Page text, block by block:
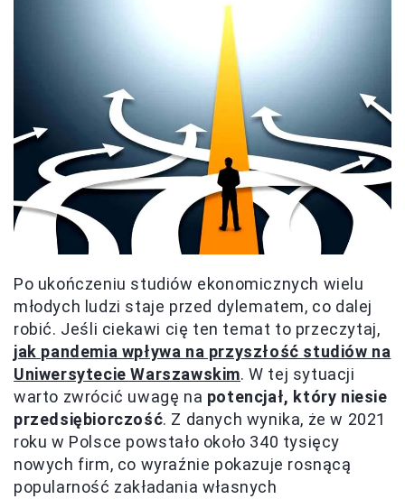
Po ukończeniu studiów ekonomicznych wielu
młodych ludzi staje przed dylematem, co dalej
robić. Jeśli ciekawi cię ten temat to przeczytaj,
jak pandemia wpływa na przyszłość studiów na
Uniwersytecie Warszawskim. W tej sytuacji
warto zwrócić uwagę na potencjał, który niesie
przedsiębiorczość. Z danych wynika, że w 2021
roku w Polsce powstało około 340 tysięcy
nowych firm, co wyraźnie pokazuje rosnącą
popularność zakładania własnych